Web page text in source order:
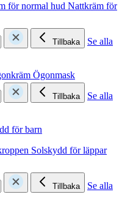
för normal hud Nattkräm för
Tillbaka
Se alla
Ögonmask
Tillbaka
Se alla
för barn
Solskydd för läppar
Tillbaka
Se alla